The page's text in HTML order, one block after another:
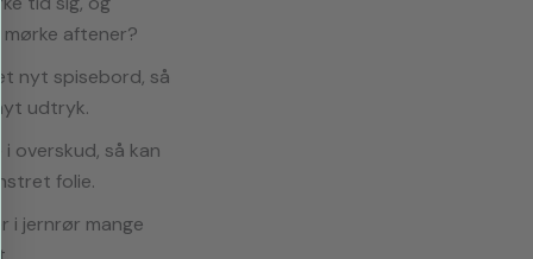
mørke aftener?
nyt spisebord, så
udtryk.
i overskud, så kan
folie.
i jernrør mange